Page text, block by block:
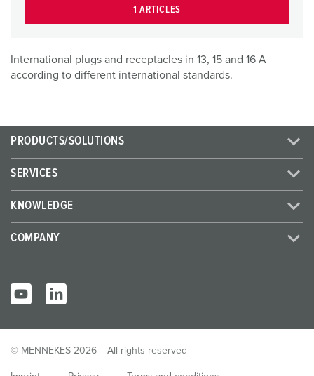
1 ARTICLES
International plugs and receptacles in 13, 15 and 16 A
according to different international standards.
PRODUCTS/SOLUTIONS
SERVICES
KNOWLEDGE
COMPANY
© MENNEKES 2026 All rights reserved